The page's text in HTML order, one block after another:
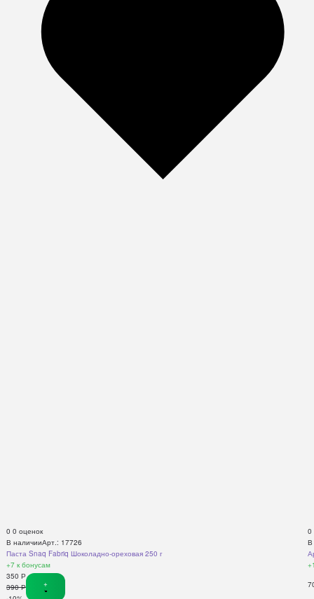
0 0 оценок
В наличииАрт.: 17726
Паста Snaq Fabriq Шоколадно-ореховая 250 г
+7к бонусам
350 Р
390Р
+
0
В